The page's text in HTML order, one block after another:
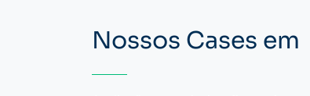
Nossos Cases em